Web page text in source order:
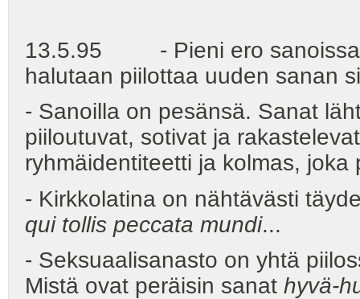
13.5.95 - Pieni ero sanoissa
halutaan piilottaa uuden sanan
- Sanoilla on pesänsä. Sanat
piiloutuvat, sotivat ja
ryhmäidentiteetti ja kolmas,
- Kirkkolatina on nähtävästi
qui tollis peccata mundi...
- Seksuaalisanasto on yhtä
Mistä ovat peräisin sanat hyvä-